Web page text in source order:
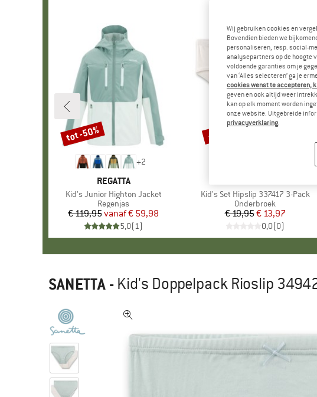
+2
MERK
REGATTA
Artikel
Kid's Junior Highton Jacket
Productgroep
Regenjas
Prijs
€ 119,95 Verlaagde prijs
vanaf€ 59,98
5,0(1)
Korting
tot -50%
Artikel
Kid's Set Hipslip 337417 3-Pack
Productgroep
Onderbroek
Prijs
€ 19,95Verlaagde prijs
€ 13,97
0,0(0)
Korting
-30%
SANETTA - Kid's Doppelpack Rioslip
Wij gebruiken cookies en
Bovendien bieden we
personaliseren, resp. social-
analysepartners op de hoogte
voldoende garanties om je
van ‘Alles selecteren’ ga je
cookies wenst te accepteren,
geven en ook altijd weer
kan op elk moment worden
onze website. Uitgebreide
privacyverklaring.